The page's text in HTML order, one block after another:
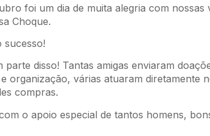
foi um dia de muita alegria com
Choque.
sucesso!
parte disso! Tantas amigas enviaram
organização, várias atuaram diretamente
compras.
o apoio especial de tantos homens,